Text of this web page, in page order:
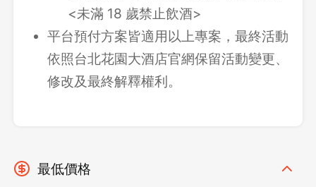
<未滿 18 歲禁止飲酒>
平台預付方案皆適用以上專案，最終活動
依照台北花園大酒店官網保留活動變更、
修改及最終解釋權利。
最低價格